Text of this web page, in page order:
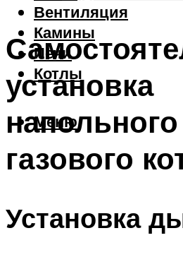
Вентиляция
Камины
Печи
Котлы
Меню
установка
напольного
газового
Установка